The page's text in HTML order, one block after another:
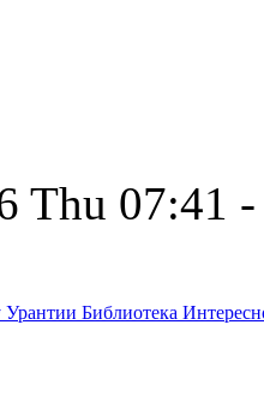
Thu 07:41
Урантии Библиотека